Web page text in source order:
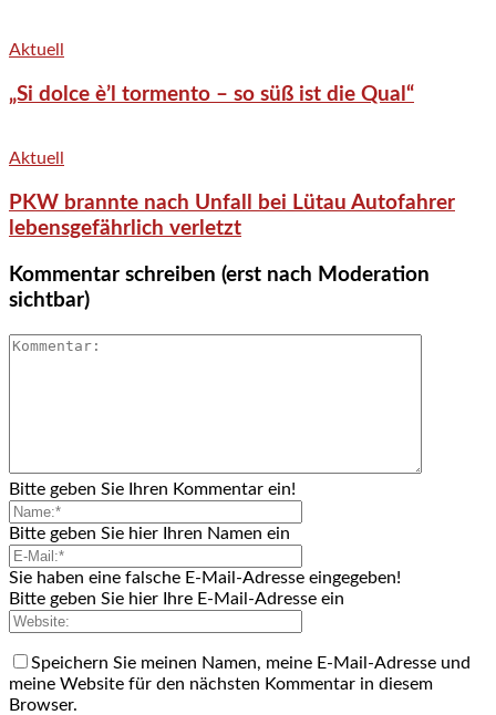
Aktuell
„Si dolce è’l tormento – so süß ist die Qual“
Aktuell
PKW brannte nach Unfall bei Lütau Autofahrer
lebensgefährlich verletzt
Kommentar schreiben (erst nach Moderation
sichtbar)
Bitte geben Sie Ihren Kommentar ein!
Bitte geben Sie hier Ihren Namen ein
Sie haben eine falsche E-Mail-Adresse eingegeben!
Bitte geben Sie hier Ihre E-Mail-Adresse ein
Speichern Sie meinen Namen, meine E-Mail-Adresse und
meine Website für den nächsten Kommentar in diesem
Browser.